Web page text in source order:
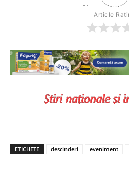
Article
ETICHETE descinderi eveniment